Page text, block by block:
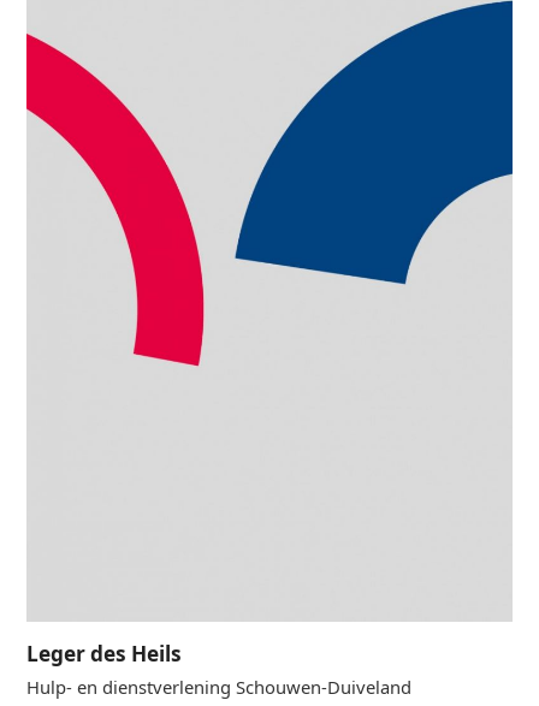
Leger des Heils
Hulp- en dienstverlening Schouwen-Duiveland